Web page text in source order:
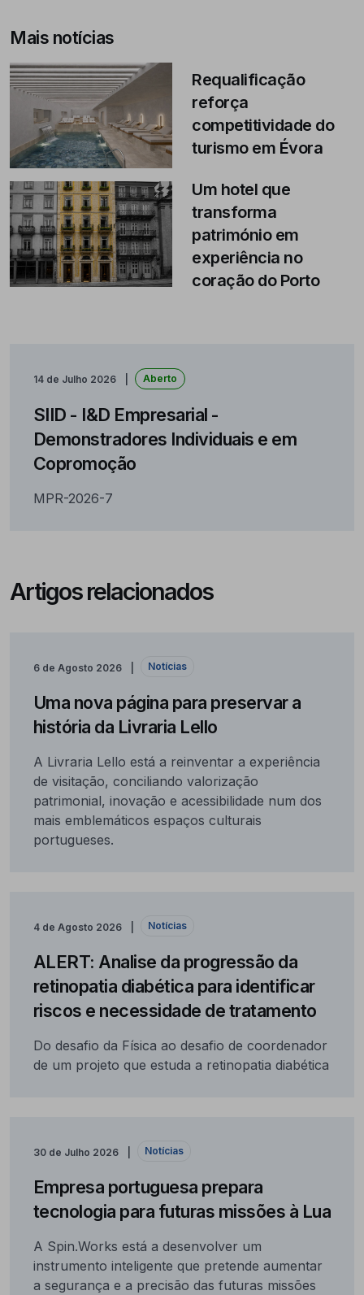
Mais notícias
Requalificação
reforça
competitividade do
turismo em Évora
Um hotel que
transforma
património em
experiência no
coração do Porto
14 de Julho 2026 Aberto
SIID - I&D Empresarial -
Demonstradores Individuais e em
Copromoção
MPR-2026-7
Artigos relacionados
6 de Agosto 2026 Notícias
Uma nova página para preservar a
história da Livraria Lello
A Livraria Lello está a reinventar a experiência
de visitação, conciliando valorização
patrimonial, inovação e acessibilidade num dos
mais emblemáticos espaços culturais
portugueses.
4 de Agosto 2026 Notícias
ALERT: Analise da progressão da
retinopatia diabética para identificar
riscos e necessidade de tratamento
Do desafio da Física ao desafio de coordenador
de um projeto que estuda a retinopatia diabética
30 de Julho 2026 Notícias
Empresa portuguesa prepara
tecnologia para futuras missões à Lua
A Spin.Works está a desenvolver um
instrumento inteligente que pretende aumentar
a segurança e a precisão das futuras missões